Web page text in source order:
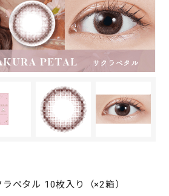
ペタル 10枚入り（×2箱）